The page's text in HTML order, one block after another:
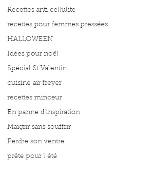
Recettes anti cellulite
recettes pour femmes pressées
HALLOWEEN
Idées pour noël
Spécial St Valentin
cuisine air freyer
recettes minceur
En panne d'inspiration
Maigrir sans souffrir
Perdre son ventre
prête pour l été